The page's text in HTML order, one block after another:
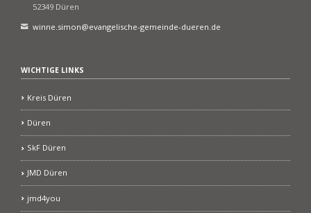
52349 Düren
winne.simon@evangelische-gemeinde-dueren.de
WICHTIGE LINKS
Kreis Düren
Düren
SkF Düren
JMD Düren
jmd4you